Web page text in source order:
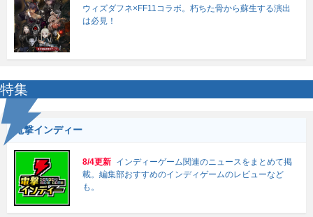
ウィズダフネ×FF11コラボ。朽ちた骨から蘇生する演出
は必見！
特集
電撃インディー
8/4更新 インディーゲーム関連のニュースをまとめて掲
載。編集部おすすめのインディゲームのレビューなど
も。